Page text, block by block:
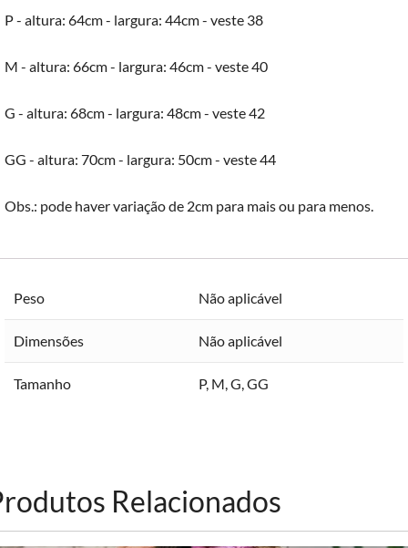
P - altura: 64cm - largura: 44cm - veste 38
M - altura: 66cm - largura: 46cm - veste 40
G - altura: 68cm - largura: 48cm - veste 42
GG - altura: 70cm - largura: 50cm - veste 44
Obs.: pode haver variação de 2cm para mais ou para menos.
Peso Não aplicável
Dimensões Não aplicável
Tamanho P, M G GG
Relacionados